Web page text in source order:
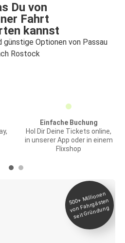
Du von
Fahrt
kannst
günstige Optionen von Passau
Rostock
Einfache Buchung
Hol Dir Deine Tickets online,
in unserer App oder in einem
Flixshop
500+
Millionen
von Fahrgästen
seit
Gründung